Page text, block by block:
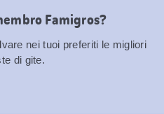
Famigros?
nei tuoi preferiti le migliori
di gite.